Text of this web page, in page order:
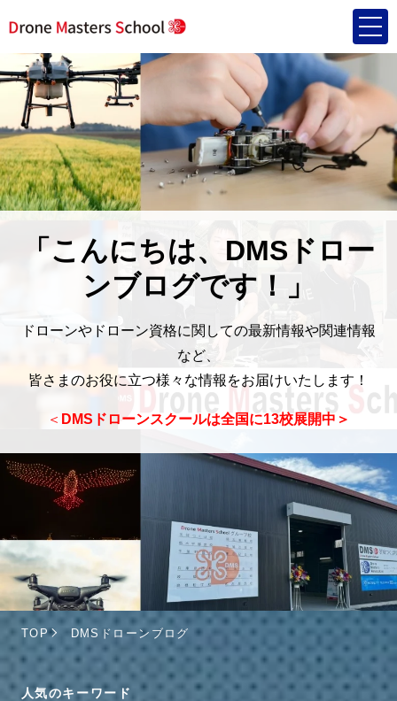
「こんにちは、DMSドロー
ンブログです！」
ドローンやドローン資格に関しての最新情報や関連情報
など、
皆さまのお役に立つ様々な情報をお届けいたします！
＜ DMSドローンスクールは全国に13校展開中＞
TOP DMSドローンブログ
人気のキーワード